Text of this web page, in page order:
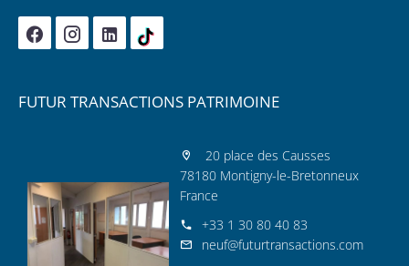
FUTUR TRANSACTIONS PATRIMOINE
20 place des Causses
78180 Montigny-le-Bretonneux
France
+33 1 30 80 40 83
neuf@futurtransactions.com